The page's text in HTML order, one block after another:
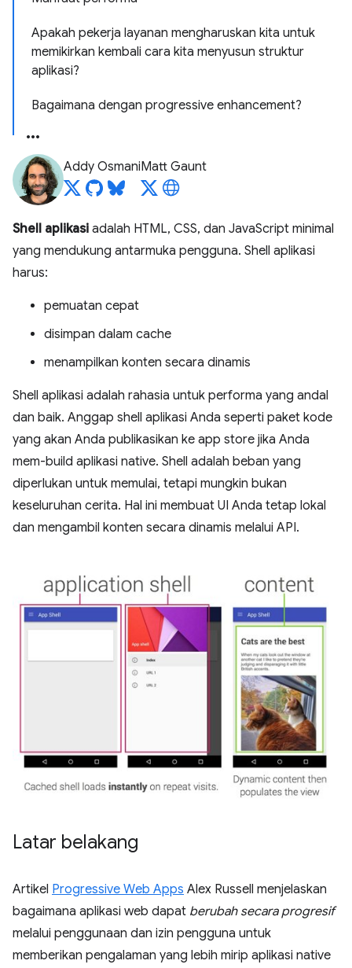
Apakah pekerja layanan mengharuskan kita untuk
memikirkan kembali cara kita menyusun struktur
aplikasi?
Bagaimana dengan progressive enhancement?
Addy OsmaniMatt Gaunt
Shell aplikasi adalah HTML, CSS, dan JavaScript minimal
yang mendukung antarmuka pengguna. Shell aplikasi
harus:
pemuatan cepat
disimpan dalam cache
menampilkan konten secara dinamis
Shell aplikasi adalah rahasia untuk performa yang andal
dan baik. Anggap shell aplikasi Anda seperti paket kode
yang akan Anda publikasikan ke app store jika Anda
mem-build aplikasi native. Shell adalah beban yang
diperlukan untuk memulai, tetapi mungkin bukan
keseluruhan cerita. Hal ini membuat UI Anda tetap lokal
dan mengambil konten secara dinamis melalui API.
Latar belakang
Artikel Progressive Web Apps Alex Russell menjelaskan
bagaimana aplikasi web dapat berubah secara progresif
melalui penggunaan dan izin pengguna untuk
memberikan pengalaman yang lebih mirip aplikasi native